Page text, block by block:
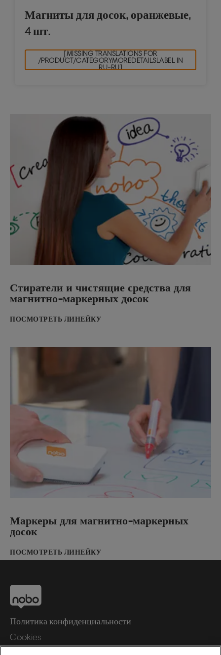
Магниты для досок, оранжевые,
4 шт.
[MISSING TRANSLATIONS FOR
/PRODUCT/CATEGORYMOREDETAILSLABEL IN
RU-RU]
Стиратели и чистящие средства для
магнитно-маркерных досок
ПОСМОТРЕТЬ ЛИНЕЙКУ
Маркеры для магнитно-маркерных
досок
ПОСМОТРЕТЬ ЛИНЕЙКУ
Политика конфиденциальности
Cookies